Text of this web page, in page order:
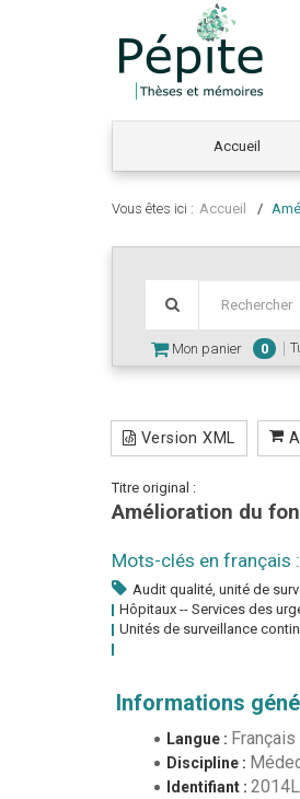
Accueil
Vous êtes ici : Accueil
Mon panier 0
Version XML
Titre original :
Amélioration du
Mots-clés en français :
Audit qualité, unité de
Hôpitaux -- Services des
Unités de surveillance
Informations
Langue : Français
Discipline :
Identifiant :